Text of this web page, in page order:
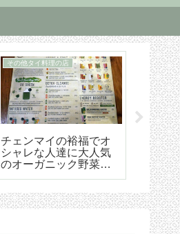
タイ暮らしのビザ
チェンマイ（タイ）長
期滞在生活のためのリ
タイヤメント（NON-
【
マイ空
ド 降
ら市内
手続き